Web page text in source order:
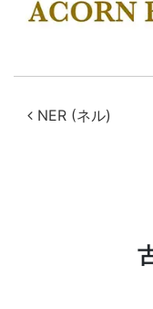
投稿
NER (ネル)